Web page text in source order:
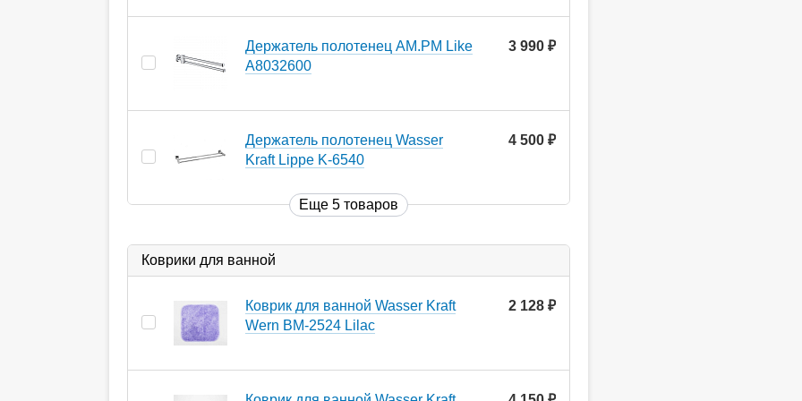
Держатель полотенец AM.PM Like
A8032600
3 990
Держатель полотенец Wasser
Kraft Lippe K-6540
4 500
Еще 5 товаров
Коврики для ванной
Коврик для ванной Wasser Kraft
Wern BM-2524 Lilac
2 128